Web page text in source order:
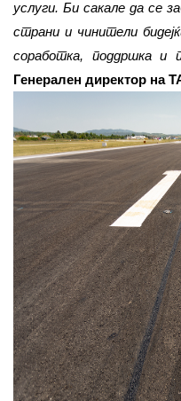
услуги. Би сакале да се
страни и чинители
соработка, поддршка и
Генерален директор на